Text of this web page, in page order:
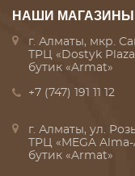
НАШИ МАГАЗИНЫ
г. Алматы, мкр.
ТРЦ «Dostyk
бутик «Armat»
+7 (747) 191 11 12
г. Алматы, ул.
ТРЦ «MEGA Alma-
бутик «Armat»